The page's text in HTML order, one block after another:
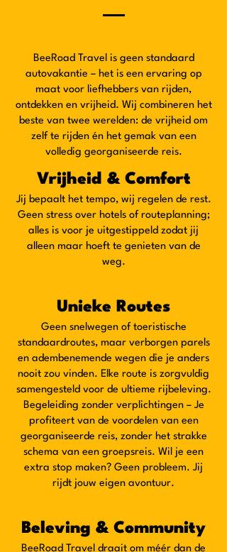
BeeRoad Travel is geen standaard
autovakantie – het is een ervaring op
maat voor liefhebbers van rijden,
ontdekken en vrijheid. Wij combineren het
beste van twee werelden: de vrijheid om
zelf te rijden én het gemak van een
volledig georganiseerde reis.
Vrijheid & Comfort
Jij bepaalt het tempo, wij regelen de rest.
Geen stress over hotels of routeplanning;
alles is voor je uitgestippeld zodat jij
alleen maar hoeft te genieten van de
weg.
Unieke Routes
Geen snelwegen of toeristische
standaardroutes, maar verborgen parels
en adembenemende wegen die je anders
nooit zou vinden. Elke route is zorgvuldig
samengesteld voor de ultieme rijbeleving.
Begeleiding zonder verplichtingen – Je
profiteert van de voordelen van een
georganiseerde reis, zonder het strakke
schema van een groepsreis. Wil je een
extra stop maken? Geen probleem. Jij
rijdt jouw eigen avontuur.
Beleving & Community
BeeRoad Travel draait om méér dan de